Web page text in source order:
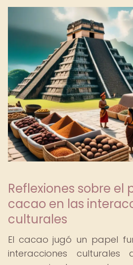
Reflexiones sobre el
cacao en las
culturales
El cacao jugó un papel
interacciones culturales